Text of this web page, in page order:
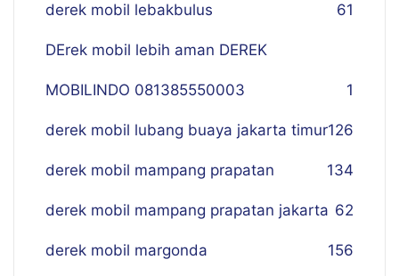
derek mobil lebakbulus 61
DErek mobil lebih aman DEREK
MOBILINDO 081385550003 1
derek mobil lubang buaya jakarta timur126
derek mobil mampang prapatan 134
derek mobil mampang prapatan jakarta 62
derek mobil margonda 156